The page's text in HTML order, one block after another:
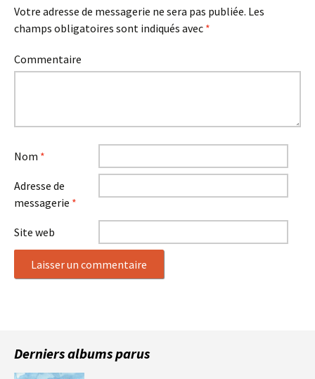
Votre adresse de messagerie ne sera pas publiée. Les
champs obligatoires sont indiqués avec *
Commentaire
Nom *
Adresse de
messagerie *
Site web
Derniers albums parus